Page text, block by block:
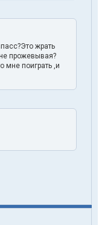
жрать
прожевывая?
мне поиграть ,и